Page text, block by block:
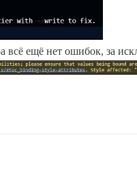
h1>
всё ещё нет ошибок, за